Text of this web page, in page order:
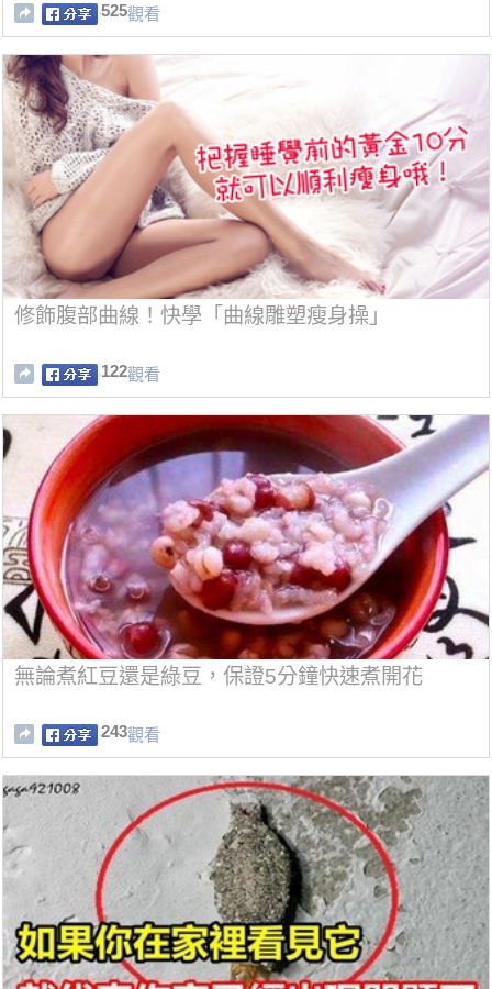
525觀看
修飾腹部曲線！快學「曲線雕塑瘦身操」
122觀看
無論煮紅豆還是綠豆，保證5分鐘快速煮開花
243觀看